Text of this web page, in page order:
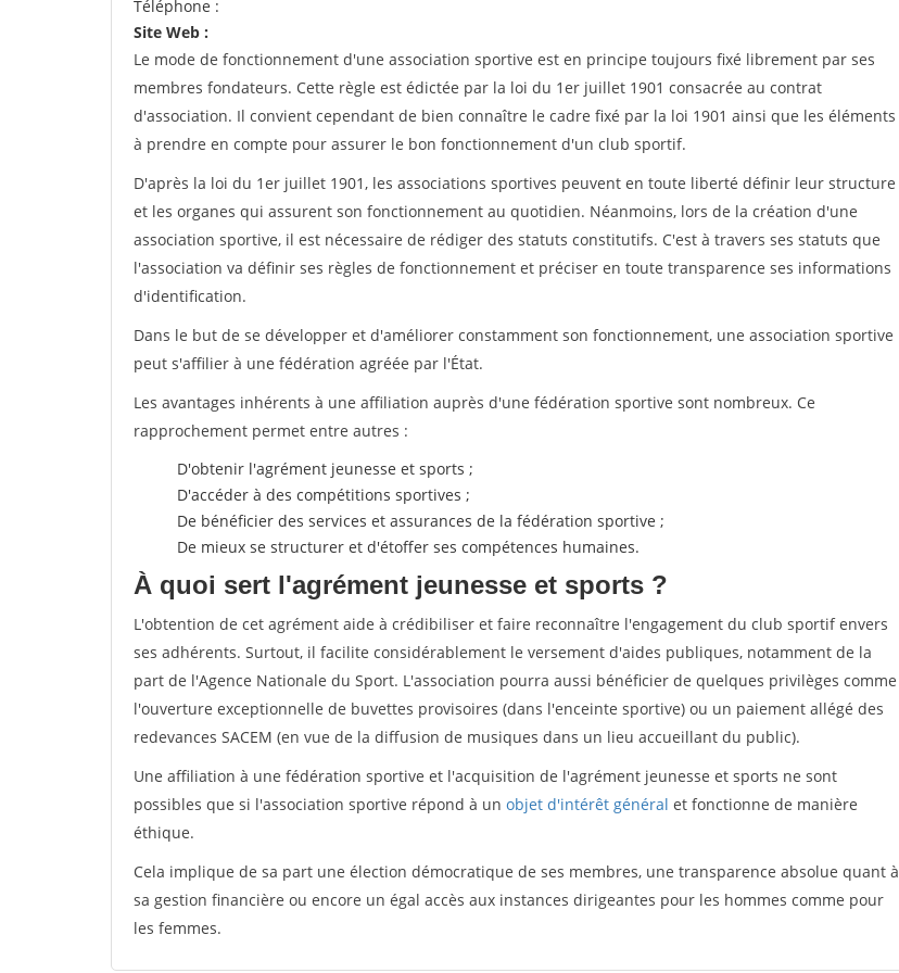
Téléphone :
Site Web :
Le mode de fonctionnement d'une association sportive est en principe toujours fixé librement par ses
membres fondateurs. Cette règle est édictée par la loi du 1er juillet 1901 consacrée au contrat
d'association. Il convient cependant de bien connaître le cadre fixé par la loi 1901 ainsi que les éléments
à prendre en compte pour assurer le bon fonctionnement d'un club sportif.
D'après la loi du 1er juillet 1901, les associations sportives peuvent en toute liberté définir leur structure
et les organes qui assurent son fonctionnement au quotidien. Néanmoins, lors de la création d'une
association sportive, il est nécessaire de rédiger des statuts constitutifs. C'est à travers ses statuts que
l'association va définir ses règles de fonctionnement et préciser en toute transparence ses informations
d'identification.
Dans le but de se développer et d'améliorer constamment son fonctionnement, une association sportive
peut s'affilier à une fédération agréée par l'État.
Les avantages inhérents à une affiliation auprès d'une fédération sportive sont nombreux. Ce
rapprochement permet entre autres :
D'obtenir l'agrément jeunesse et sports ;
D'accéder à des compétitions sportives ;
De bénéficier des services et assurances de la fédération sportive ;
De mieux se structurer et d'étoffer ses compétences humaines.
À quoi sert l'agrément jeunesse et sports ?
L'obtention de cet agrément aide à crédibiliser et faire reconnaître l'engagement du club sportif envers
ses adhérents. Surtout, il facilite considérablement le versement d'aides publiques, notamment de la
part de l'Agence Nationale du Sport. L'association pourra aussi bénéficier de quelques privilèges comme
l'ouverture exceptionnelle de buvettes provisoires (dans l'enceinte sportive) ou un paiement allégé des
redevances SACEM (en vue de la diffusion de musiques dans un lieu accueillant du public).
Une affiliation à une fédération sportive et l'acquisition de l'agrément jeunesse et sports ne sont
possibles que si l'association sportive répond à un objet d'intérêt général et fonctionne de manière
éthique.
Cela implique de sa part une élection démocratique de ses membres, une transparence absolue quant à
sa gestion financière ou encore un égal accès aux instances dirigeantes pour les hommes comme pour
les femmes.